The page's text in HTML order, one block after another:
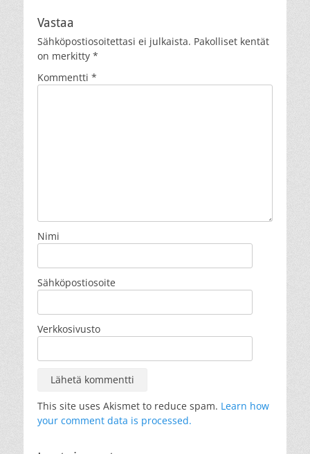
Vastaa
Sähköpostiosoitettasi ei julkaista. Pakolliset kentät
on merkitty *
Kommentti *
Nimi
Sähköpostiosoite
Verkkosivusto
This site uses Akismet to reduce spam. Learn how
your comment data is processed.